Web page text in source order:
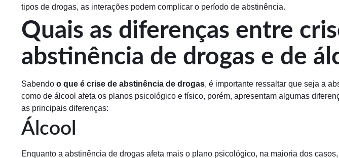
tipos de drogas, as interações podem complicar o período de abstinência.
Quais as diferenças entre
abstinência de drogas e de
Sabendo o que é crise de abstinência de drogas, é importante ressaltar que seja a
como de álcool afeta os planos psicológico e físico, porém, apresentam algumas
as principais diferenças:
Álcool
Enquanto a abstinência de drogas afeta mais o plano psicológico, na maioria dos